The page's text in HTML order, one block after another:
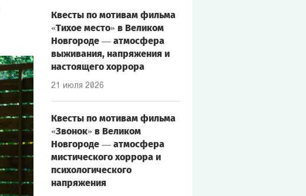
Квесты по мотивам фильма
«Тихое место» в Великом
Новгороде — атмосфера
выживания, напряжения и
настоящего хоррора
21 июля 2026
Квесты по мотивам фильма
«Звонок» в Великом
Новгороде — атмосфера
мистического хоррора и
психологического
напряжения